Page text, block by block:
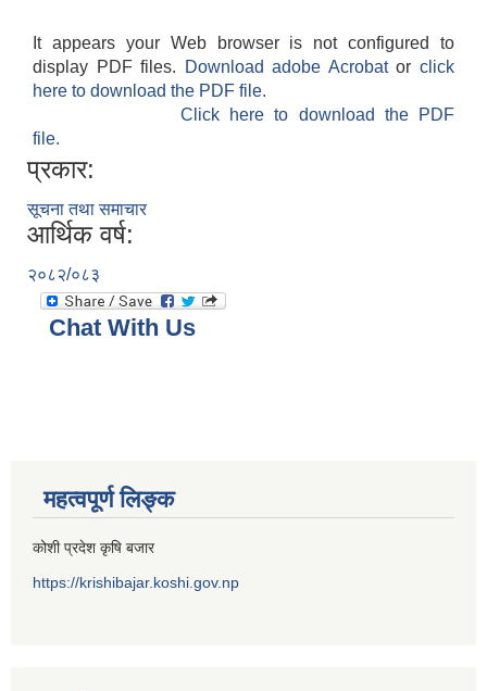
It appears your Web browser is not configured to
display PDF files.
Download adobe Acrobatorclick
here to download the PDF file.
Click here to download the PDF
file.
प्रकार:
सूचना तथा समाचार
आर्थिक वर्ष:
२०८२/०८३
Chat With Us
महत्वपूर्ण लिङ्क
कोशी प्रदेश कृषि बजार
https://krishibajar.koshi.gov.np